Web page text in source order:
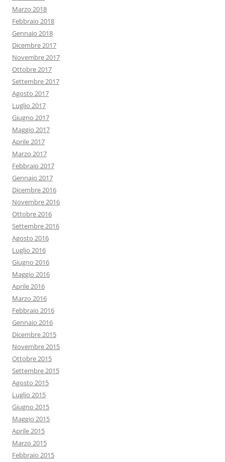
Marzo 2018
Febbraio 2018
Gennaio 2018
Dicembre 2017
Novembre 2017
Ottobre 2017
Settembre 2017
Agosto 2017
Luglio 2017
Giugno 2017
Maggio 2017
Aprile 2017
Marzo 2017
Febbraio 2017
Gennaio 2017
Dicembre 2016
Novembre 2016
Ottobre 2016
Settembre 2016
Agosto 2016
Luglio 2016
Giugno 2016
Maggio 2016
Aprile 2016
Marzo 2016
Febbraio 2016
Gennaio 2016
Dicembre 2015
Novembre 2015
Ottobre 2015
Settembre 2015
Agosto 2015
Luglio 2015
Giugno 2015
Maggio 2015
Aprile 2015
Marzo 2015
Febbraio 2015